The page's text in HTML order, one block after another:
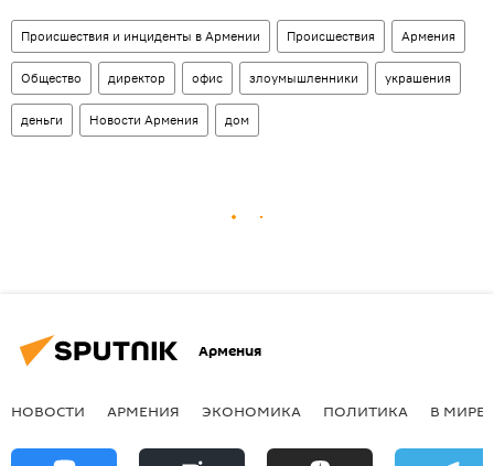
Происшествия и инциденты в Армении Происшествия Армения
Общество директор офис злоумышленники украшения
деньги Новости Армения дом
Армения
НОВОСТИ АРМЕНИЯ ЭКОНОМИКА ПОЛИТИКА В МИРЕ